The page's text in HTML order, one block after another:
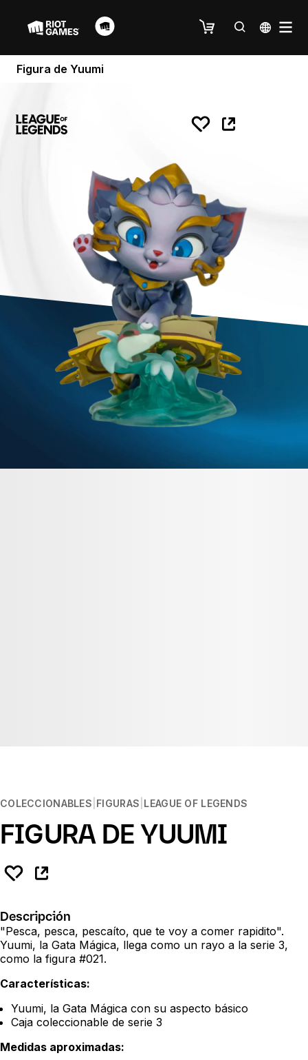
Figura de Yuumi
COLECCIONABLES FIGURAS LEAGUE OF LEGENDS
FIGURA DE YUUMI
Descripción
"Pesca, pesca, pescaíto, que te voy a comer rapidito".
Yuumi, la Gata Mágica, llega como un rayo a la serie 3,
como la figura #021.
Características:
Yuumi, la Gata Mágica con su aspecto básico
Caja coleccionable de serie 3
Medidas aproximadas: